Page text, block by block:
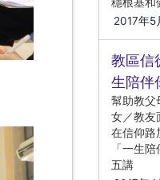
2017年5
教區信
生陪伴
幫助教父
女／教友
在信仰路
「一生
五講